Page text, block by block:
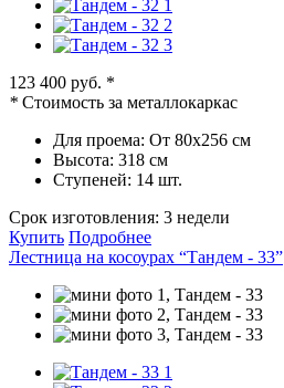
123 400 руб. *
* Стоимость за металлокаркас
Для проема: От 80х256 см
Высота: 318 см
Ступеней: 14 шт.
Срок изготовления: 3 недели
Купить Подробнее
Лестница на косоурах “Тандем - 33”